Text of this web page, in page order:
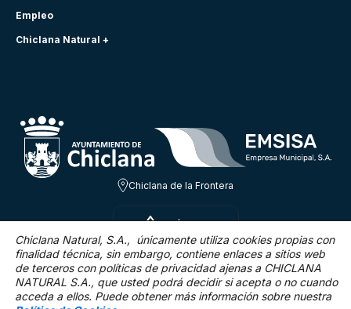
Empleo
Chiclana Natural +
Chiclana de la Frontera
SÁB 8 AGO
31.3ºC
12.5 Km/h 0 %
Chiclana Natural, S.A., únicamente utiliza cookies propias con
finalidad técnica, sin embargo, contiene enlaces a sitios web
de terceros con políticas de privacidad ajenas a CHICLANA
NATURAL S.A., que usted podrá decidir si acepta o no cuando
acceda a ellos. Puede obtener más información sobre nuestra